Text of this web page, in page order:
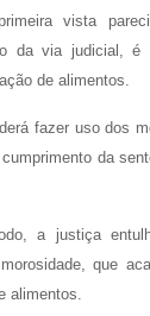
vista
da via judicial, é
de alimentos.
fazer uso dos
da
a justiça
que
alimentos.